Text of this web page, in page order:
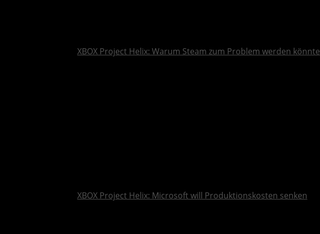
XBOX Project Helix: Warum Steam zum Problem werden könnte
XBOX Project Helix: Microsoft will Produktionskosten senken